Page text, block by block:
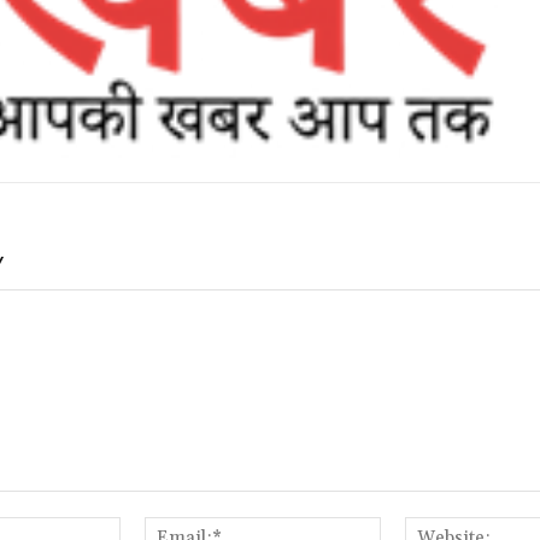
Name:* Email:*